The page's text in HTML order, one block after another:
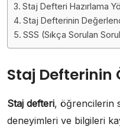
Staj Defteri Hazırlama
Staj Defterinin
SSS (Sıkça Sorulan
Staj Defterinin
Staj defteri, öğrencilerin
deneyimleri ve bilgileri